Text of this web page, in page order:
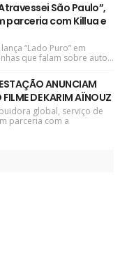
São Paulo”,
parceria com Killua e
“Lado Puro” em
que falam sobre auto...
ANUNCIAM
DE KARIM AÏNOUZ
global, serviço de
parceria com a